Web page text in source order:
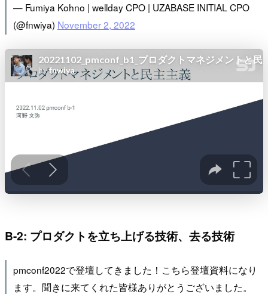
— Fumiya Kohno | wellday CPO | UZABASE INITIAL CPO
(@fnwiya) November 2, 2022
B-2: プロダクトを立ち上げる技術、去る技術
pmconf2022で登壇してきました！こちら登壇資料になり
ます。聞きに来てくれた皆様ありがとうございました。